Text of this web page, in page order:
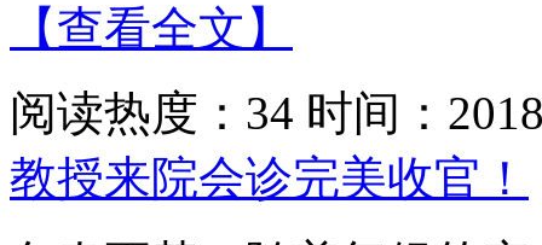
【查看全文】
阅读热度：34 时间：
教授来院会诊完美收官！